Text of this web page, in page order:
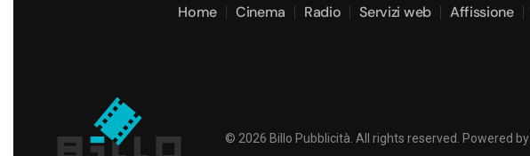
Home Cinema Radio Servizi web Affissione
© 2026 Billo Pubblicità. All rights reserved. Powered by